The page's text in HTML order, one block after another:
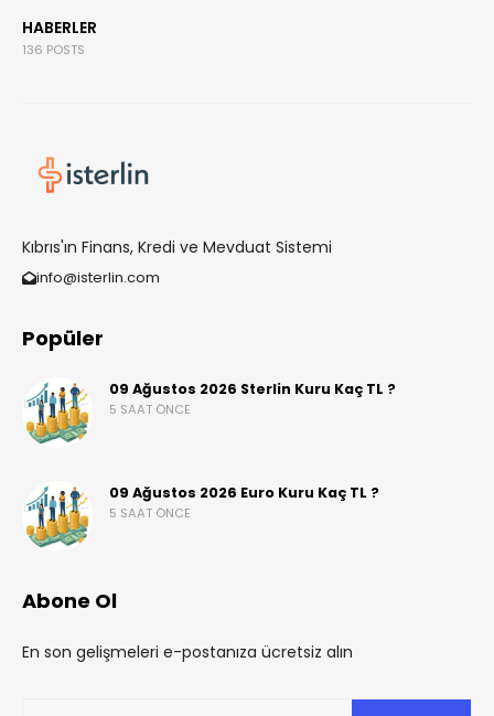
HABERLER
136 POSTS
Kıbrıs'ın Finans, Kredi ve Mevduat Sistemi
info@isterlin.com
Popüler
09 Ağustos 2026 Sterlin Kuru Kaç TL ?
5 SAAT ÖNCE
09 Ağustos 2026 Euro Kuru Kaç TL ?
5 SAAT ÖNCE
Abone Ol
En son gelişmeleri e-postanıza ücretsiz alın